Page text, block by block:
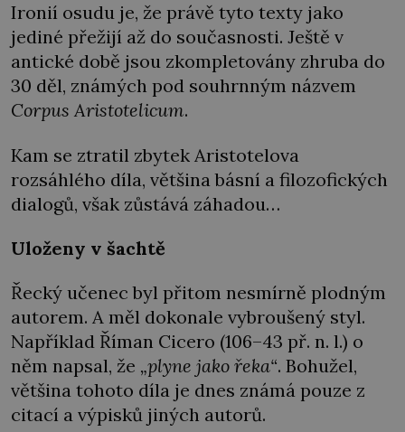
Ironií osudu je, že právě tyto texty jako
jediné přežijí až do současnosti. Ještě v
antické době jsou zkompletovány zhruba do
30 děl, známých pod souhrnným názvem
Corpus Aristotelicum.
Kam se ztratil zbytek Aristotelova
rozsáhlého díla, většina básní a filozofických
dialogů, však zůstává záhadou…
Uloženy v šachtě
Řecký učenec byl přitom nesmírně plodným
autorem. A měl dokonale vybroušený styl.
Například Říman Cicero (106–43 př. n. l.) o
něm napsal, že „plyne jako řeka“. Bohužel,
většina tohoto díla je dnes známá pouze z
citací a výpisků jiných autorů.